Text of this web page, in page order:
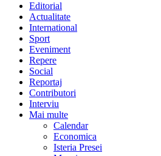
Editorial
Actualitate
International
Sport
Eveniment
Repere
Social
Reportaj
Contributori
Interviu
Mai multe
Calendar
Economica
Isteria Presei